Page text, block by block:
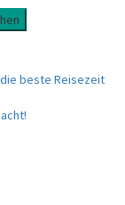
beste Reisezeit